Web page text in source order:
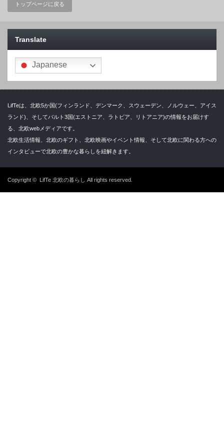
トップページに戻る
Translate
Japanese
LifTeは、北欧5か国(フィンランド、デンマーク、スウェーデン、ノルウェー、アイス
ランド)、そしてバルト3国(エストニア、ラトビア、リトアニア)の情報をお届けす
る、北欧webメディアです。
北欧生活情報、北欧のギフト、北欧映画やイベント情報、そして北欧に関わる方への
インタビューで北欧の豊かな暮らしを紐解きます。
Copyright © LifTe 北欧の暮らし All rights reserved.